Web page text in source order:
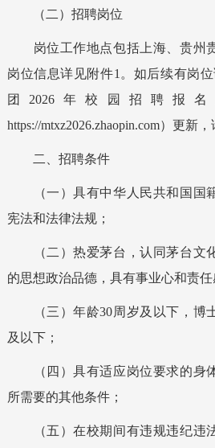
（二）招聘岗位
岗位工作地点包括上海、贵州
岗位信息详见附件1 。 如后续有岗
团2026年校园招聘报
https://mtxz2026.zhaopin.com）更新
二、招聘条件
（一）具有中华人民共和国国
宪法和法律法规；
（二）热爱茅台，认同茅台文
的思想政治品德，具有事业心和责任
（三）年龄30周岁及以下，博
及以下；
（四）具有适应岗位要求的身
所需要的其他条件；
（五）在校期间有违规违纪违